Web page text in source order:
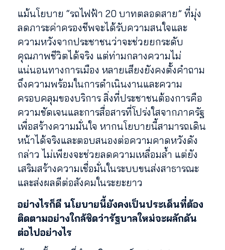
แม้นโยบาย “รถไฟฟ้า 20 บาทตลอดสาย” ที่มุ่ง
ลดภาระค่าครองชีพจะได้รับความสนใจและ
ความหวังจากประชาชนว่าจะช่วยยกระดับ
คุณภาพชีวิตได้จริง แต่ท่ามกลางความไม่
แน่นอนทางการเมือง หลายเสียงยังคงตั้งคำถาม
ถึงความพร้อมในการดำเนินงานและความ
ครอบคลุมของบริการ สิ่งที่ประชาชนต้องการคือ
ความชัดเจนและการสื่อสารที่โปร่งใสจากภาครัฐ
เพื่อสร้างความมั่นใจ หากนโยบายนี้สามารถเดิน
หน้าได้จริงและตอบสนองต่อความคาดหวังดัง
กล่าว ไม่เพียงจะช่วยลดความเหลื่อมล้ำ แต่ยัง
เสริมสร้างความเชื่อมั่นในระบบขนส่งสาธารณะ
และส่งผลดีต่อสังคมในระยะยาว
อย่างไรก็ดี นโยบายนี้ยังคงเป็นประเด็นที่ต้อง
ติดตามอย่างใกล้ชิดว่ารัฐบาลใหม่จะผลักดัน
ต่อไปอย่างไร